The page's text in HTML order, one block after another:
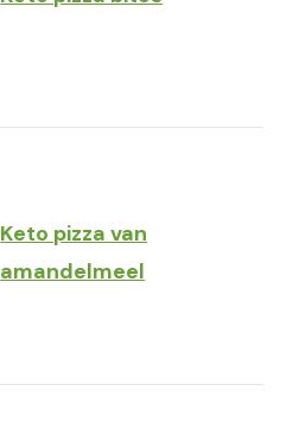
Keto pizza van
amandelmeel